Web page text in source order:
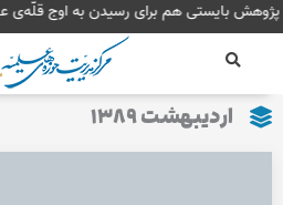
پرش
به
پژوهش بایستی هم برای رسیدن به اوج
اردیبهشت ۱۳۸۹